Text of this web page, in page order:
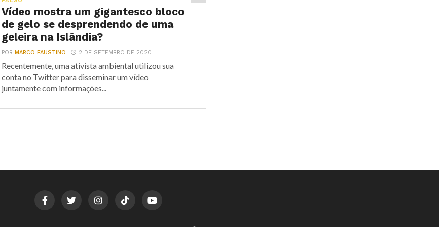
Vídeo mostra um gigantesco bloco
de gelo se desprendendo de uma
geleira na Islândia?
PORMARCO FAUSTINO 2 DE SETEMBRO DE 2020
Recentemente, uma ativista ambiental utilizou sua
conta no Twitter para disseminar um vídeo
juntamente com informações...